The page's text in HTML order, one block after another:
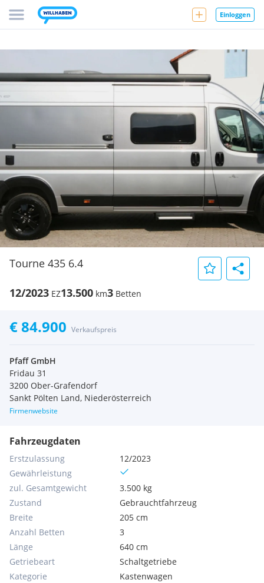
Einloggen
Tourne 435 6.4
12/2023 EZ13.500 km3 Betten
€ 84.900 Verkaufspreis
Pfaff GmbH
Fridau 31
3200 Ober-Grafendorf
Sankt Pölten Land, Niederösterreich
Firmenwebsite
Fahrzeugdaten
Erstzulassung
12/2023
Gewährleistung
zul. Gesamtgewicht
3.500 kg
Zustand
Gebrauchtfahrzeug
Breite
205 cm
Anzahl Betten
3
Länge
640 cm
Getriebeart
Schaltgetriebe
Kategorie
Kastenwagen